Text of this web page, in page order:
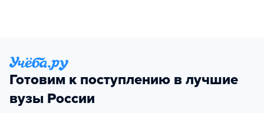
Готовим к поступлению в лучшие
вузы России